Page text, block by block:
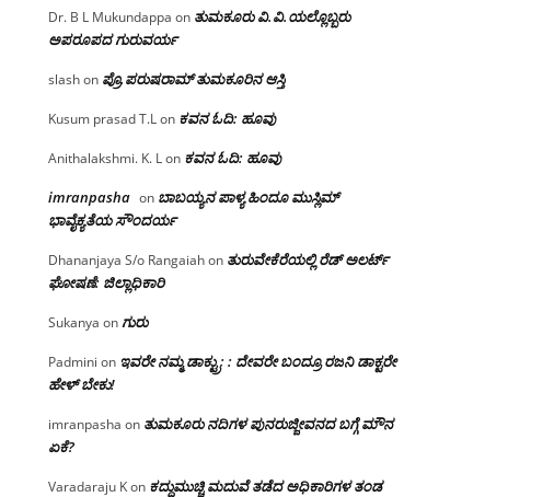
Dr. B L Mukundappa on ತುಮಕೂರು‌ ವಿ.ವಿ.ಯಲ್ಲೊಬ್ಬರು
ಅಪರೂಪದ ಗುರುವರ್ಯ
slashon ಪ್ರೊ.ಪರುಷರಾಮ್ ತುಮಕೂರಿನ ಆಸ್ತಿ
Kusum prasad T.Lon ಕವನ ಓದಿ: ಹೂವು
Anithalakshmi. K. Lon ಕವನ ಓದಿ: ಹೂವು
imranpasha on ಬಾಬಯ್ಯನ ಪಾಳ್ಯ ಹಿಂದೂ ಮುಸ್ಲಿಮ್
ಭಾವೈಕ್ಯತೆಯ ಸೌಂದರ್ಯ
Dhananjaya S/o Rangaiahon ತುರುವೇಕೆರೆಯಲ್ಲಿ ರೆಡ್ ಅಲರ್ಟ್
ಘೋಷಣೆ: ಜಿಲ್ಲಾಧಿಕಾರಿ
Sukanya onಗುರು
Padmini on ಇವರೇ ನಮ್ಮ ಡಾಕ್ಟ್ರು; : ದೇವರೇ ಬಂದ್ರೂ ರಜನಿ ಡಾಕ್ಟರೇ
ಹೇಳ್ ಬೇಕು!
imranpasha on ತುಮಕೂರು ನದಿಗಳ ಪುನರುಜ್ಜೀವನದ ಬಗ್ಗೆ ಮೌನ
ಏಕೆ?
Varadaraju Kon ಕದ್ದುಮುಚ್ಚಿ ಮದುವೆ ತಡೆದ ಅಧಿಕಾರಿಗಳ ತಂಡ